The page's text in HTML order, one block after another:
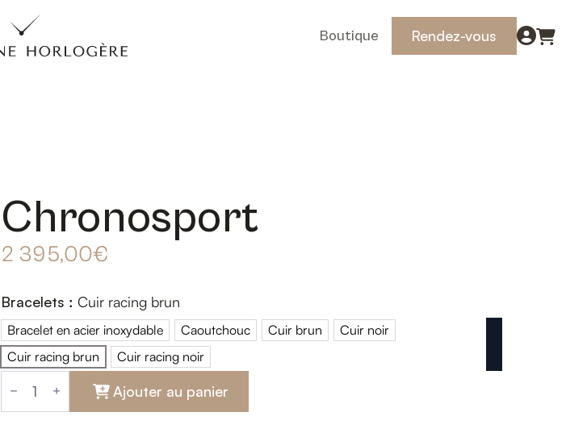
Boutique Rendez-vous
Chronosport
2 395,00€
Bracelets : Cuir racing brun
Bracelet en acier inoxydable
Bracelet en acier inoxydable
CaoutchoucCaoutchoucCuir brunCuir brunCuir noir
Cuir noir
Cuir racing brunCuir racing brunCuir racing noirCuir racing noir
quantité
de Ajouter au panier